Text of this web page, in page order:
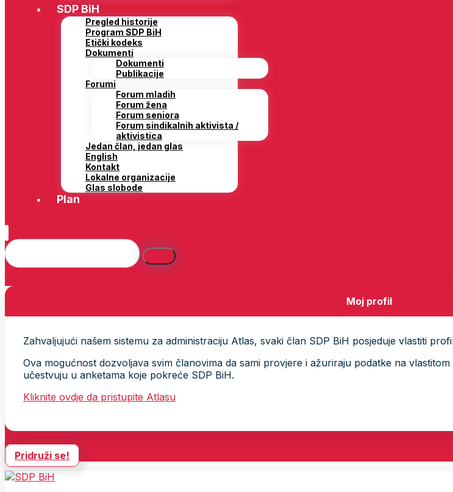
SDP BiH
Pregled historije
Program SDP BiH
Etički kodeks
Dokumenti
Dokumenti
Publikacije
Forumi
Forum mladih
Forum žena
Forum seniora
Forum sindikalnih aktivista /
aktivistica
Jedan član, jedan glas
English
Kontakt
Lokalne organizacije
Glas slobode
Plan
Moj profil
Zahvaljujući našem sistemu za administraciju Atlas, svaki član SDP BiH posjeduje vlastiti
Ova mogućnost dozvoljava svim članovima da sami provjere i ažuriraju podatke na
učestvuju u anketama koje pokreće SDP BiH.
Kliknite ovdje da pristupite Atlasu
Pridruži se!